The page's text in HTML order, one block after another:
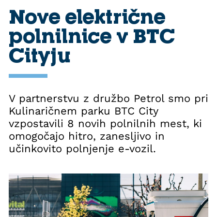
Nove električne
polnilnice v BTC
Cityju
V partnerstvu z družbo Petrol smo pri
Kulinaričnem parku BTC City
vzpostavili 8 novih polnilnih mest, ki
omogočajo hitro, zanesljivo in
učinkovito polnjenje e-vozil.